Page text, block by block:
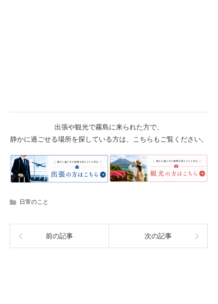
出張や観光で霧島に来られた方で、
静かに過ごせる場所を探している方は、こちらもご覧ください。
日常のこと
前の記事 次の記事